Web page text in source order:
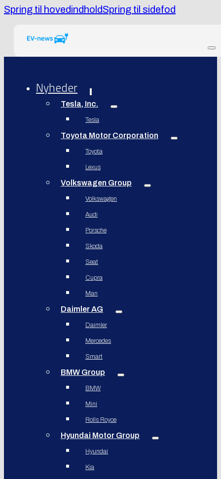
Spring til hovedindholdSpring til sidefod
Nyheder
Tesla, Inc.
Tesla
Toyota Motor Corporation
Toyota
Lexus
Volkswagen Group
Volkswagen
Audi
Porsche
Skoda
Seat
Cupra
Man
Daimler AG
Daimler
Mercedes
Smart
BMW Group
BMW
Mini
Rolls Royce
Hyundai Motor Group
Hyundai
Kia